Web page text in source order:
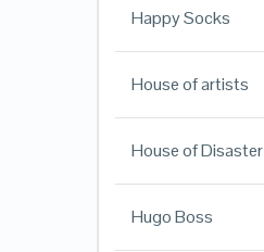
Happy Socks
House of artists
House of Disaster
Hugo Boss